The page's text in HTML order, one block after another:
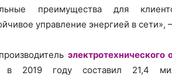
преимущества для
управление энергией в сети»,
электротехнического
в 2019 году составил 21,4